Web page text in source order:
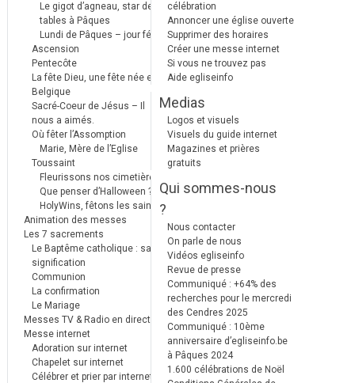
Le gigot d’agneau, star des
tables à Pâques
Lundi de Pâques – jour férié
Ascension
Pentecôte
La fête Dieu, une fête née en
Belgique
Sacré-Coeur de Jésus – Il
nous a aimés.
Où fêter l’Assomption
Marie, Mère de l’Eglise
Toussaint
Fleurissons nos cimetières
Que penser d’Halloween ?
HolyWins, fêtons les saints !
Animation des messes
Les 7 sacrements
Le Baptême catholique : sa
signification
Communion
La confirmation
Le Mariage
Messes TV & Radio en direct
Messe internet
Adoration sur internet
Chapelet sur internet
Célébrer et prier par internet
célébration
Annoncer une église ouverte
Supprimer des horaires
Créer une messe internet
Si vous ne trouvez pas
Aide egliseinfo
Medias
Logos et visuels
Visuels du guide internet
Magazines et prières
gratuits
Qui sommes-nous
?
Nous contacter
On parle de nous
Vidéos egliseinfo
Revue de presse
Communiqué : +64% des
recherches pour le mercredi
des Cendres 2025
Communiqué : 10ème
anniversaire d’egliseinfo.be
à Pâques 2024
1.600 célébrations de Noël